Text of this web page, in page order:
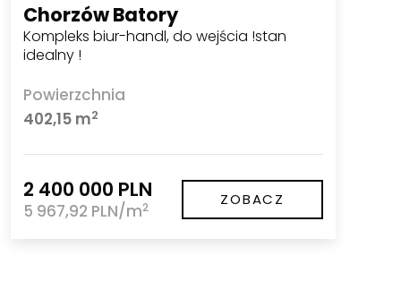
Chorzów Batory
Kompleks biur-handl, do wejścia !stan
idealny !
Powierzchnia
402,15 m2
2 400 000 PLN
5 967,92 PLN/m2 ZOBACZ